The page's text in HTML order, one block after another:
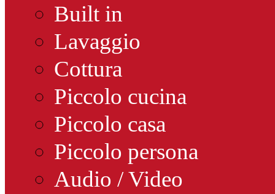
Built in
Lavaggio
Cottura
Piccolo cucina
Piccolo casa
Piccolo persona
Audio / Video